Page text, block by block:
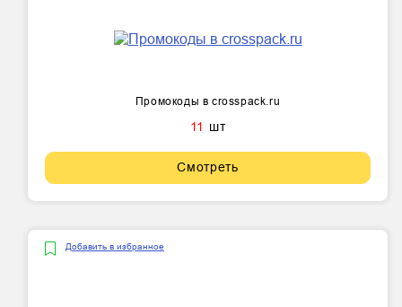
Промокоды в crosspack.ru
11 шт
Смотреть
Добавить в избранное